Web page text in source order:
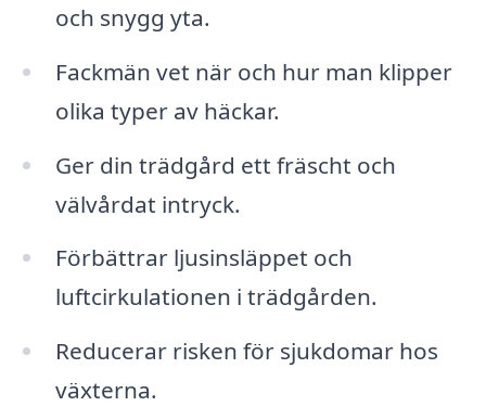
och snygg yta.
Fackmän vet när och hur man klipper
olika typer av häckar.
Ger din trädgård ett fräscht och
välvårdat intryck.
Förbättrar ljusinsläppet och
luftcirkulationen i trädgården.
Reducerar risken för sjukdomar hos
växterna.